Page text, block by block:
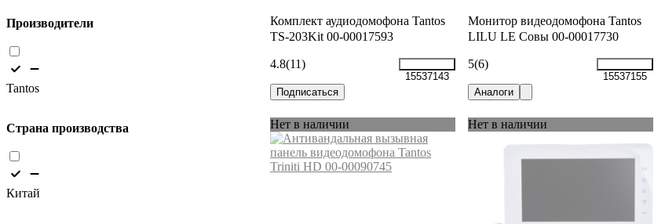
Производители
Tantos
Страна производства
Китай
Комплект аудиодомофона Tantos
TS-203Kit 00-00017593
4.8(11)
15537143
Подписаться
Монитор видеодомофона Tantos
LILU LE Совы 00-00017730
5(6)
15537155
Аналоги
Нет в наличии Нет в наличии